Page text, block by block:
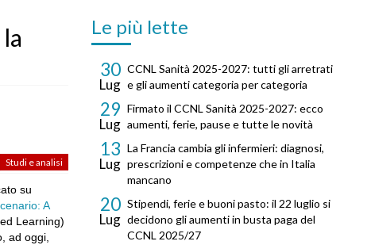
Studi e analisi
su
A
Learning)
ad oggi,
Le più lette
30
Lug
CCNL Sanità 2025-2027: tutti gli arretrati
e gli aumenti categoria per categoria
29
Lug
Firmato il CCNL Sanità 2025-2027: ecco
aumenti, ferie, pause e tutte le novità
13
Lug
La Francia cambia gli infermieri: diagnosi,
prescrizioni e competenze che in Italia
mancano
20
Lug
Stipendi, ferie e buoni pasto: il 22 luglio si
decidono gli aumenti in busta paga del
CCNL 2025/27